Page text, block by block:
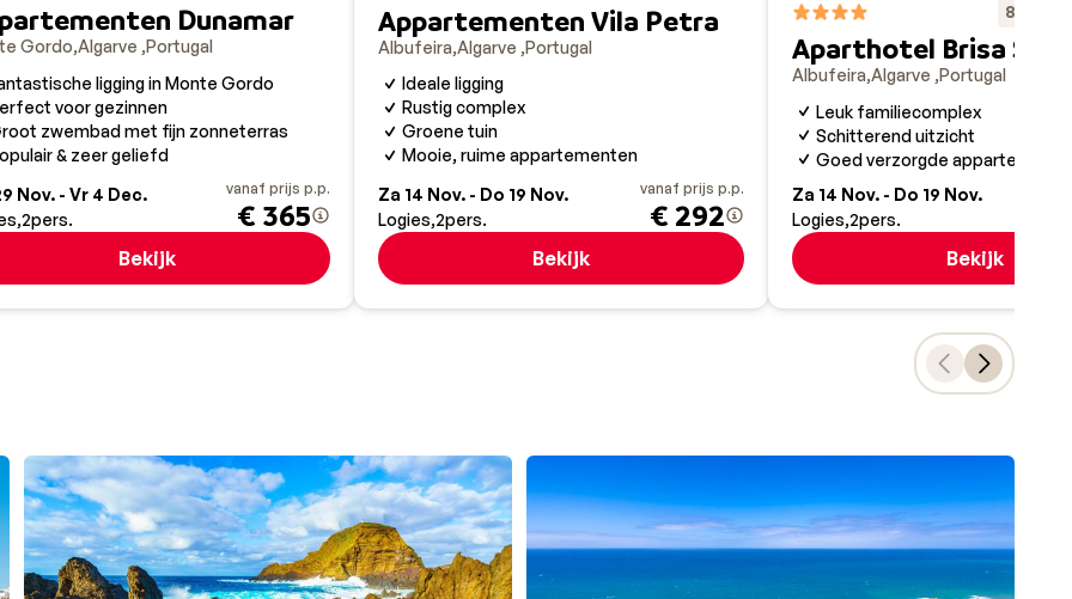
Dunamar
Gordo Algarve Portugal
ligging in Monte Gordo
voor gezinnen
zwembad met fijn zonneterras
& zeer geliefd
Nov. - Vr 4 Dec.
2pers.
vanaf prijs p.p.
€ 365
Bekijk
Appartementen Vila Petra
Albufeira Algarve Portugal
Ideale ligging
Rustig complex
Groene tuin
Mooie, ruime appartementen
Za 14 Nov. - Do 19 Nov.
Logies 2pers.
vanaf prijs p.p.
€ 292
Bekijk
8.6
Aparthotel Brisa Sol
Albufeira Algarve Portugal
Leuk familiecomplex
Schitterend uitzicht
Goed verzorgde
Za 14 Nov. - Do 19 Nov.
Logies 2pers.
Bekijk